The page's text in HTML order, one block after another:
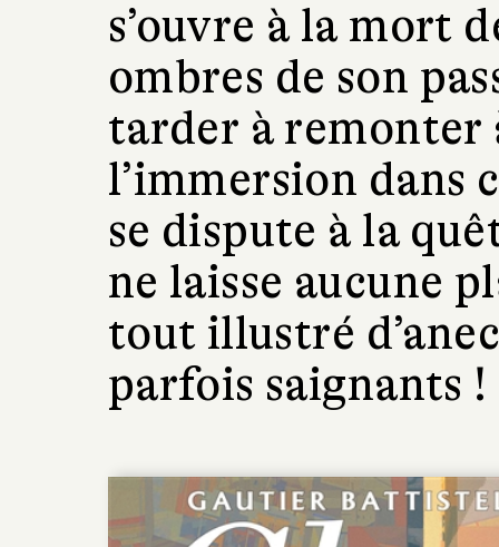
s’ouvre à la mort
ombres de son
tarder à remonter
l’immersion dans
se dispute à la
ne laisse aucune
tout illustré
parfois saignants !